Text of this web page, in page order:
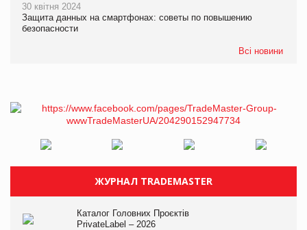
30 квітня 2024
Защита данных на смартфонах: советы по повышению
безопасности
Всі новини
ЖУРНАЛ TRADEMASTER
Каталог Головних Проєктів
PrivateLabel – 2026